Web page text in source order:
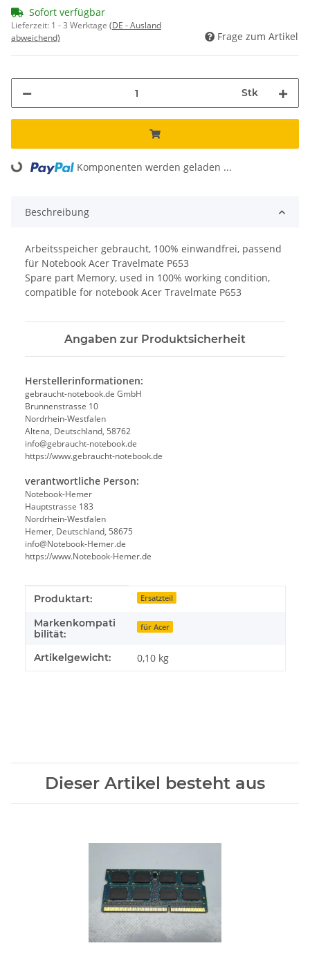
Sofort verfügbar
Lieferzeit: 1 - 3 Werktage (DE - Ausland
abweichend)
Frage zum Artikel
Stk
Loading... Komponenten werden geladen ...
Beschreibung
Arbeitsspeicher gebraucht, 100% einwandfrei, passend
für Notebook Acer Travelmate P653
Spare part Memory, used in 100% working condition,
compatible for notebook Acer Travelmate P653
Angaben zur Produktsicherheit
Herstellerinformationen:
gebraucht-notebook.de GmbH
Brunnenstrasse 10
Nordrhein-Westfalen
Altena, Deutschland, 58762
info@gebraucht-notebook.de
https://www.gebraucht-notebook.de
verantwortliche Person:
Notebook-Hemer
Hauptstrasse 183
Nordrhein-Westfalen
Hemer, Deutschland, 58675
info@Notebook-Hemer.de
https://www.Notebook-Hemer.de
Produkteigenschaft
Wert
Produktart: Ersatzteil
Markenkompati
bilität:
für Acer
Artikelgewicht: 0,10 kg
Dieser Artikel besteht aus